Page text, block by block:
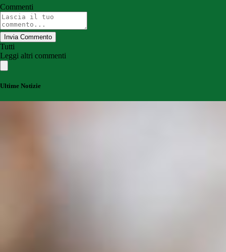
Commenti
Invia Commento
Tutti
Leggi altri commenti
Ultime Notizie